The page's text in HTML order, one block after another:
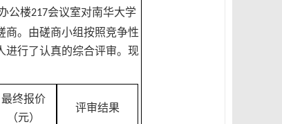
公楼217会议室对南华大学
商。 由磋商小组按照竞争性
行了认真的综合评审。 现
最终报价
（元）
评审结果